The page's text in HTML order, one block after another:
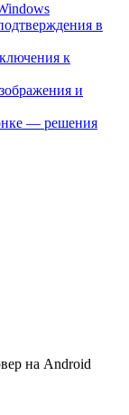
в
к
и
— решения
на Android